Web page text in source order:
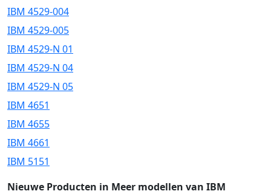
IBM 4529-004
IBM 4529-005
IBM 4529-N 01
IBM 4529-N 04
IBM 4529-N 05
IBM 4651
IBM 4655
IBM 4661
IBM 5151
Nieuwe Producten in Meer modellen van IBM